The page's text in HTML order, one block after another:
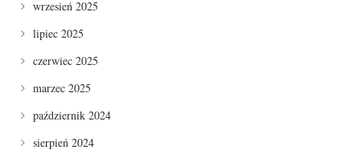
wrzesień 2025
lipiec 2025
czerwiec 2025
marzec 2025
październik 2024
sierpień 2024